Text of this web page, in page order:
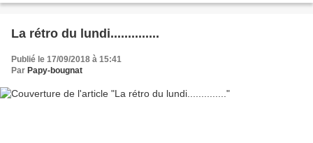
La rétro du lundi..............
Publié le 17/09/2018 à 15:41
Par Papy-bougnat